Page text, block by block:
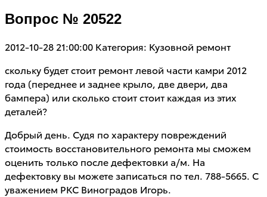
Вопрос № 20522
2012-10-28 21:00:00 Категория: Кузовной ремонт
скольку будет стоит ремонт левой части камри 2012
года (переднее и заднее крыло, две двери, два
бампера) или сколько стоит стоит каждая из этих
деталей?
Добрый день. Судя по характеру повреждений
стоимость восстановительного ремонта мы сможем
оценить только после дефектовки а/м. На
дефектовку вы можете записаться по тел. 788-5665. С
уважением РКС Виноградов Игорь.